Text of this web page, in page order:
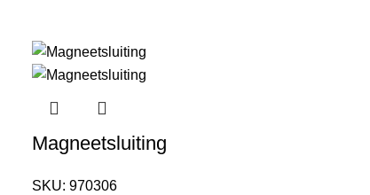
Magneetsluiting
SKU:970306